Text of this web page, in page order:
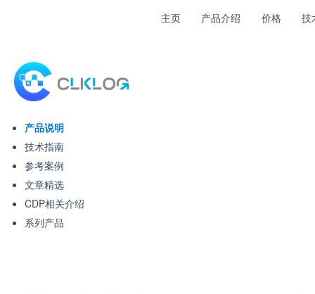
主页 产品介绍 价格 技
产品说明
技术指南
参考案例
文章精选
CDP相关介绍
系列产品